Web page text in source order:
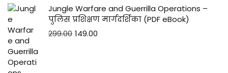
Jungle Warfare and Guerrilla Operations –
पुलिस प्रशिक्षण मार्गदर्शिका (PDF eBook)
299.00 149.00